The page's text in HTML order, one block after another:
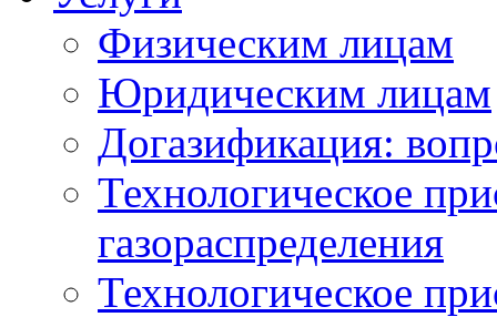
Физическим лицам
Юридическим лицам
Догазификация:
Технологическое
газораспределения
Технологическое